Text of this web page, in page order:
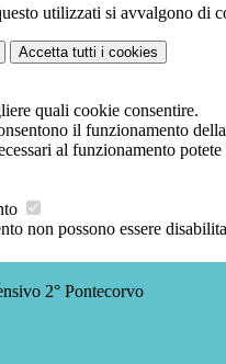
utilizzati si avvalgono di
Accetta tutti i cookies
quali cookie consentire.
il funzionamento
al funzionamento
non possono essere
2° Pontecorvo